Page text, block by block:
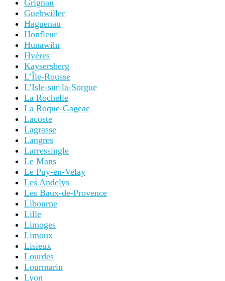
Grignan
Guebwiller
Haguenau
Honfleur
Hunawihr
Hyères
Kaysersberg
L’Île-Rousse
L’Isle-sur-la-Sorgue
La Rochelle
La Roque-Gageac
Lacoste
Lagrasse
Langres
Larressingle
Le Mans
Le Puy-en-Velay
Les Andelys
Les Baux-de-Provence
Libourne
Lille
Limoges
Limoux
Lisieux
Lourdes
Lourmarin
Lyon